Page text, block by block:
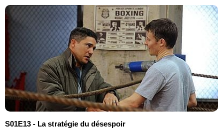
S01E13 - La stratégie du désespoir